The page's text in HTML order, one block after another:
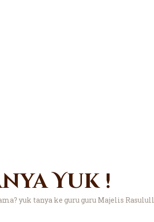
Yuk !
yuk tanya ke guru guru Majelis